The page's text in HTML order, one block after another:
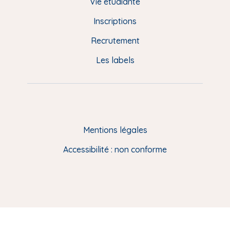
g
Inscriptions
Recrutement
Les labels
Mentions légales
Accessibilité : non conforme